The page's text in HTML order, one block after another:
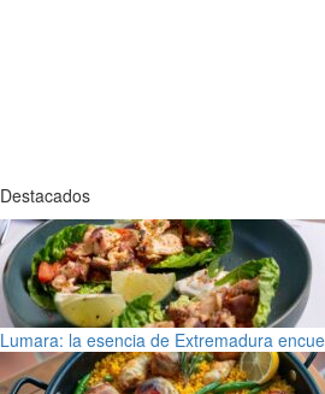
Destacados
Lumara: la esencia de Extremadura